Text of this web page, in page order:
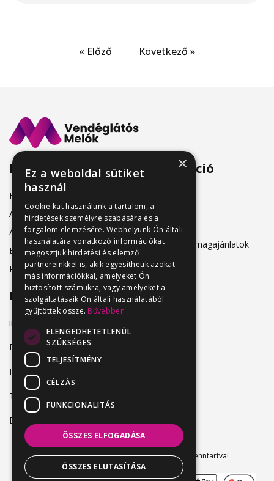
« Előző Következő »
Menü
Friss állásajánlatok
Álláshirdetőknek
Álláskeresőknek
Belépés
Regisztráció
Információ
Adatkezelés
Hirdetési csomagajánlatok
Elérhetőség
info@vendeglatosmelok.hu
Facebook
Instagram
TikTok
Blog
Vendeglatosmelok.hu © 2024. Minden jog fenntartva!
×
Ez a weboldal sütiket
használ
Cookie-kat használunk a tartalom, a
hirdetések személyre szabására és a
forgalom elemzésére. Webhelyünk Ön általi
használatára vonatkozó információkat
megosztjuk hirdetési és elemző
partnereinkkel is, akik egyesíthetik azokat
más információkkal, amelyeket Ön
biztosított számukra, vagy amelyeket a
szolgáltatásaik Ön általi használatából
gyűjtöttek össze. Bővebben
ELENGEDHETETLENÜL
SZÜKSÉGES
TELJESÍTMÉNY
CÉLZÁS
FUNKCIONALITÁS
ÖSSZES ELFOGADÁSA
ÖSSZES ELUTASÍTÁSA